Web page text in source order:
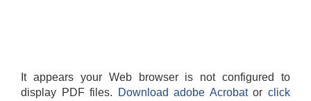
It appears your Web browser is not configured to
display PDF files.
Download adobe Acrobatorclick